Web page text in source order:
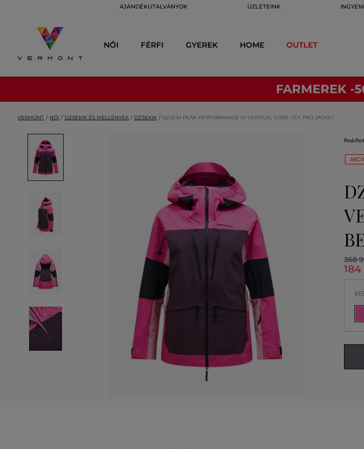
AJÁNDÉKUTALVÁNYOK ÜZLETEINK
NŐI FÉRFI GYEREK HOME OUTLET
FARMEREK -
VERMONT NŐI DZSEKIK ÉS MELLÉNYEK DZSEKIK DZSEKI PEAK PERFORMANCE W VERTICAL GORE-TEX PRO JACKET
368